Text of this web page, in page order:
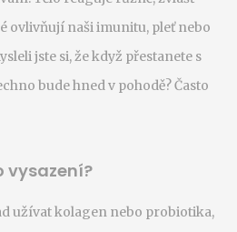
ovlivňují naši imunitu, pleť nebo
jste si, že když přestanete s
bude hned v pohodě? Často
vysazení?
užívat kolagen nebo probiotika,